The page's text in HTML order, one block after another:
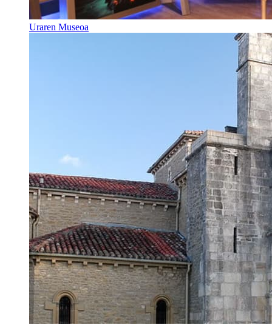
Uraren Museoa